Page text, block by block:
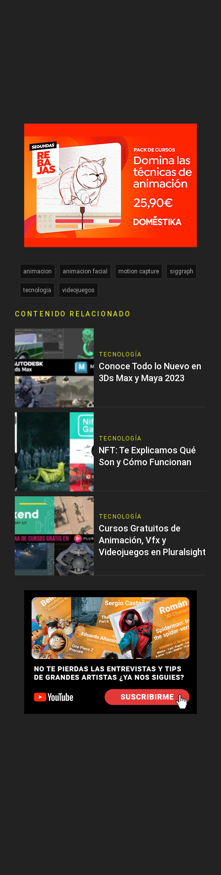
animacion animacion facial motion capture siggraph
tecnologia videojuegos
CONTENIDO RELACIONADO
TECNOLOGÍA
Conoce Todo lo Nuevo en
3Ds Max y Maya 2023
TECNOLOGÍA
NFT: Te Explicamos Qué
Son y Cómo Funcionan
TECNOLOGÍA
Cursos Gratuitos de
Animación, Vfx y
Videojuegos en Pluralsight